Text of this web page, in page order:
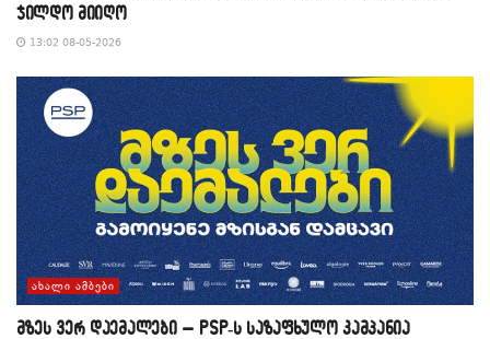
ჯილდო მიიღო
13:02 08-05-2026
ᲐᲮᲐᲚᲘ ᲐᲛᲑᲔᲑᲘ
მზეს ვერ დაემალები – PSP-ს საზაფხულო კამპანია